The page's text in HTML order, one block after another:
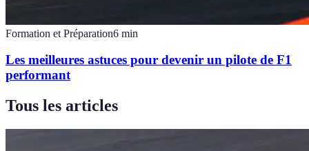
Formation et Préparation6 min
Les meilleures astuces pour devenir un pilote de F1
performant
Tous les articles